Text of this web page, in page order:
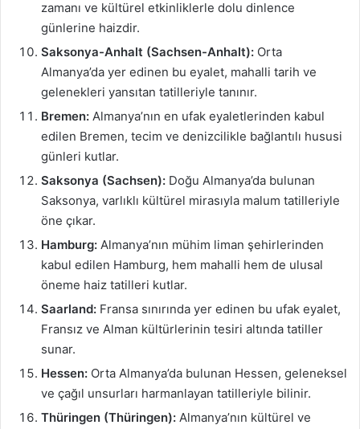
zamanı ve kültürel etkinliklerle dolu dinlence
günlerine haizdir.
Saksonya-Anhalt (Sachsen-Anhalt): Orta
Almanya’da yer edinen bu eyalet, mahalli tarih ve
gelenekleri yansıtan tatilleriyle tanınır.
Bremen: Almanya’nın en ufak eyaletlerinden kabul
edilen Bremen, tecim ve denizcilikle bağlantılı hususi
günleri kutlar.
Saksonya (Sachsen): Doğu Almanya’da bulunan
Saksonya, varlıklı kültürel mirasıyla malum tatilleriyle
öne çıkar.
Hamburg: Almanya’nın mühim liman şehirlerinden
kabul edilen Hamburg, hem mahalli hem de ulusal
öneme haiz tatilleri kutlar.
Saarland: Fransa sınırında yer edinen bu ufak eyalet,
Fransız ve Alman kültürlerinin tesiri altında tatiller
sunar.
Hessen: Orta Almanya’da bulunan Hessen, geleneksel
ve çağıl unsurları harmanlayan tatilleriyle bilinir.
Thüringen (Thüringen): Almanya’nın kültürel ve